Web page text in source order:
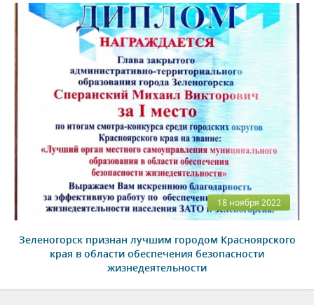
18 ноября 2022
Зеленогорск признан лучшим городом Красноярского
края в области обеспечения безопасности
жизнедеятельности